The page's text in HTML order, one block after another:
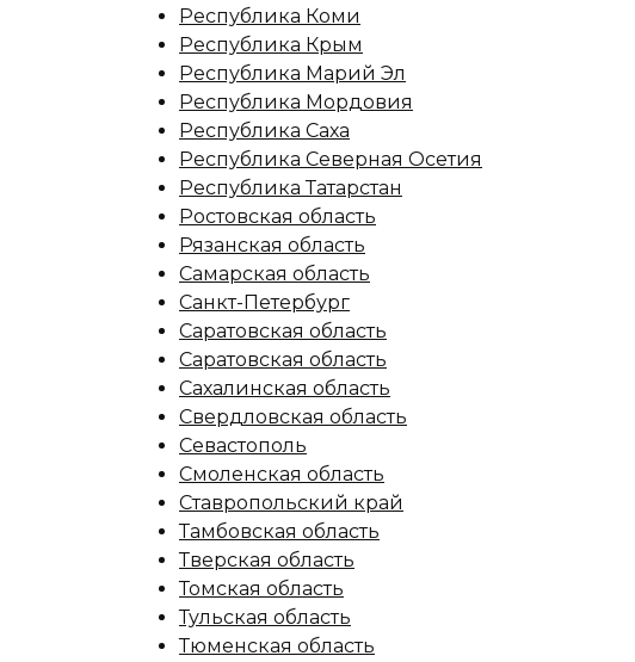
Республика Коми
Республика Крым
Республика Марий Эл
Республика Мордовия
Республика Саха
Республика Северная Осетия
Республика Татарстан
Ростовская область
Рязанская область
Самарская область
Санкт-Петербург
Саратовская область
Саратовская область
Сахалинская область
Свердловская область
Севастополь
Смоленская область
Ставропольский край
Тамбовская область
Тверская область
Томская область
Тульская область
Тюменская область